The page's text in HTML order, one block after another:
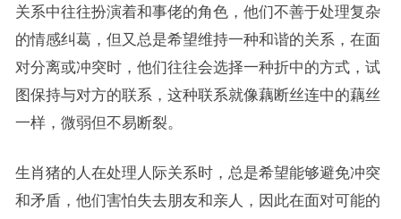
关系中往往扮演着和事佬的角色，他们不善于处理复杂
的情感纠葛，但又总是希望维持一种和谐的关系，在面
对分离或冲突时，他们往往会选择一种折中的方式，试
图保持与对方的联系，这种联系就像藕断丝连中的藕丝
一样，微弱但不易断裂。
生肖猪的人在处理人际关系时，总是希望能够避免冲突
和矛盾，他们害怕失去朋友和亲人，因此在面对可能的